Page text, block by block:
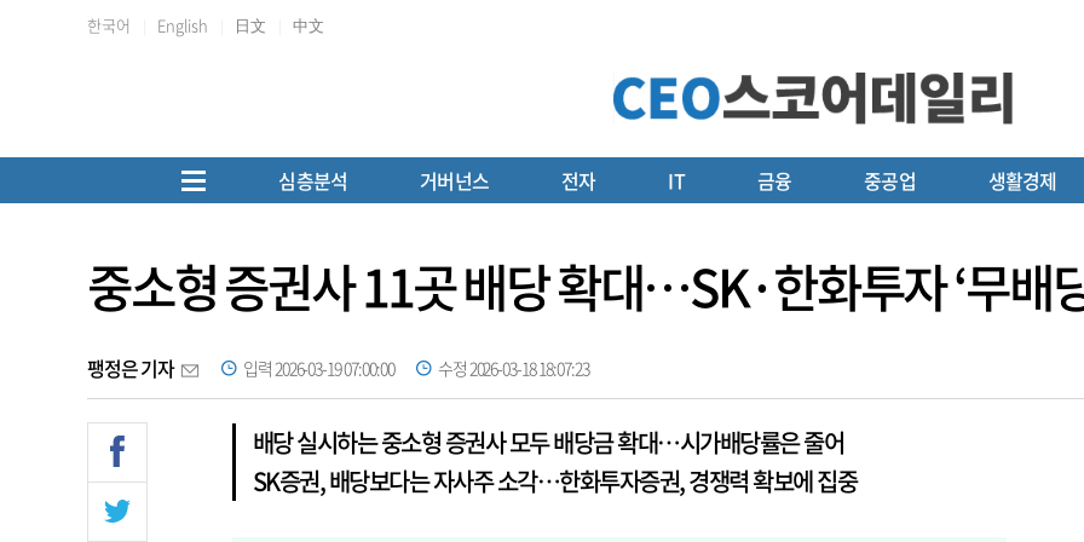
한국어 English 日文 中文
심층분석 거버넌스 전자 IT 금융 중공업 생활경제
중소형 증권사 11곳 배당 확대…SK·한화투자 ‘무배
팽정은 기자 입력 2026-03-19 07:00:00 수정 2026-03-18 18:07:23
배당 실시하는 중소형 증권사 모두 배당금 확대…시가배당률은 줄어
SK증권, 배당보다는 자사주 소각…한화투자증권, 경쟁력 확보에 집중